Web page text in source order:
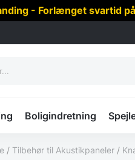
- Forlænget svartid
Boligindretning
/ Tilbehør til Akustikpaneler /